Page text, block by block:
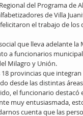
del Programa de
de Villa
el trabajo de
que lleva adelante
a funcionarios
Milagro y Unión.
18 provincias que
desde las distintas
el funcionario
muy entusiasmada,
cuenta que las